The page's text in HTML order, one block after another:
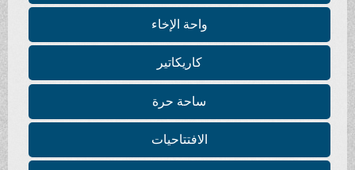
واحة الإخاء
كاريكاتير
ساحة حرة
الافتتاحيات